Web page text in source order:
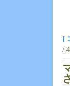
[
/